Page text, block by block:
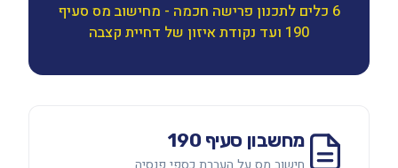
6 כלים לתכנון פרישה חכמה - מחישוב מס סעיף
190 ועד נקודת איזון של דחיית קצבה
מחשבון סעיף 190